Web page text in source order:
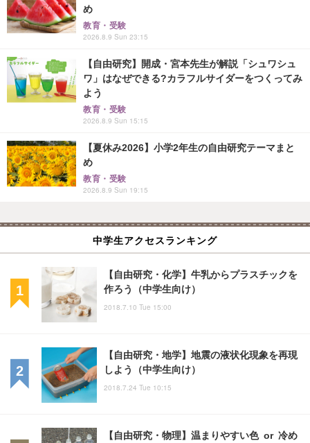
め
教育・受験
2026.8.9 Sun 23:15
【自由研究】開成・宮本先生が解説「シュワシュ
ワ」はなぜできる?カラフルサイダーをつくってみ
よう
教育・受験
2026.8.9 Sun 15:15
【夏休み2026】小学2年生の自由研究テーマまと
め
教育・受験
2026.8.9 Sun 19:15
中学生アクセスランキング
【自由研究・化学】牛乳からプラスチックを
作ろう（中学生向け）
2018.7.10 Tue 15:00
【自由研究・地学】地震の液状化現象を再現
しよう（中学生向け）
2018.7.24 Tue 10:15
【自由研究・物理】温まりやすい色 or 冷め